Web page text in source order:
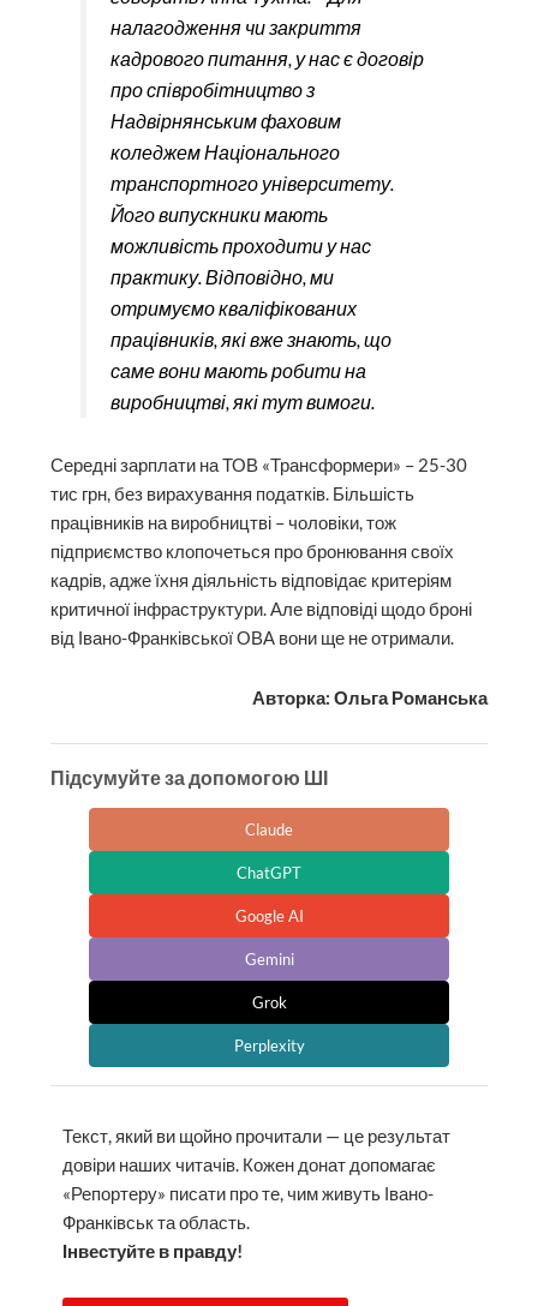
налагодження чи закриття
кадрового питання, у нас є договір
про співробітництво з
Надвірнянським фаховим
коледжем Національного
транспортного університету.
Його випускники мають
можливість проходити у нас
практику. Відповідно, ми
отримуємо кваліфікованих
працівників, які вже знають, що
саме вони мають робити на
виробництві, які тут вимоги.
Середні зарплати на ТОВ «Трансформери» – 25-30
тис грн, без вирахування податків. Більшість
працівників на виробництві – чоловіки, тож
підприємство клопочеться про бронювання своїх
кадрів, адже їхня діяльність відповідає критеріям
критичної інфраструктури. Але відповіді щодо броні
від Івано-Франківської ОВА вони ще не отримали.
Авторка: Ольга Романська
Підсумуйте за допомогою ШІ
Claude
ChatGPT
Google AI
Gemini
Grok
Perplexity
Текст, який ви щойно прочитали — це результат
довіри наших читачів. Кожен донат допомагає
«Репортеру» писати про те, чим живуть Івано-
Франківськ та область.
Інвестуйте в правду!